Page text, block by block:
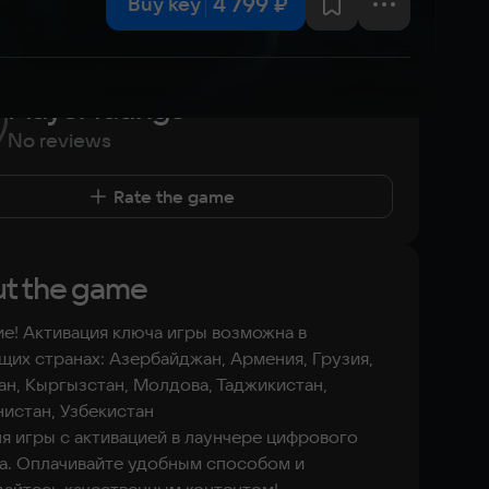
Player ratings
No reviews
Rate the game
the game
Активация ключа игры возможна в
странах: Азербайджан, Армения, Грузия,
Кыргызстан, Молдова, Таджикистан,
Узбекистан
игры с активацией в лаунчере цифрового
Оплачивайте удобным способом и